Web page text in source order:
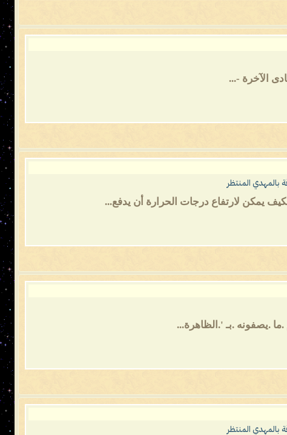
بالمهدي المنتظر
يمكن لارتفاع درجات الحرارة أن يدفع...
.يصفونه .بـ '.الظاهرة...
بالمهدي المنتظر